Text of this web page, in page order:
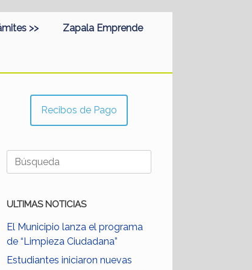
>> Zapala Emprende
Recibos de Pago
Buscar:
ULTIMAS NOTICIAS
El Municipio lanza el programa
de “Limpieza Ciudadana”
Estudiantes iniciaron nuevas